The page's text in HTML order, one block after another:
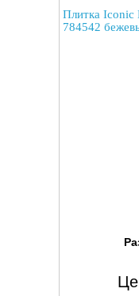
Плитка Iconic
784542